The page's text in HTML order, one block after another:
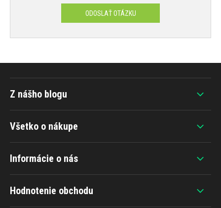
ODOSLAŤ OTÁZKU
Všetko o nákupe
Informácie o nás
Hodnotenie obchodu
Z nášho blogu